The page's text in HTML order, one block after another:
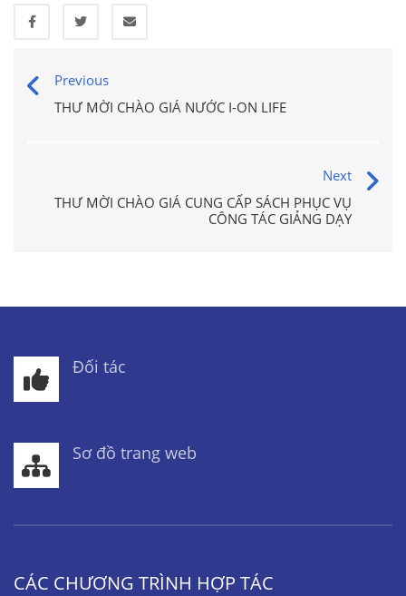
Previous
THƯ MỜI CHÀO GIÁ NƯỚC I-ON LIFE
Next
THƯ MỜI CHÀO GIÁ CUNG CẤP SÁCH PHỤC VỤ
CÔNG TÁC GIẢNG DẠY
Đối tác
Sơ đồ trang web
CÁC CHƯƠNG TRÌNH HỢP TÁC